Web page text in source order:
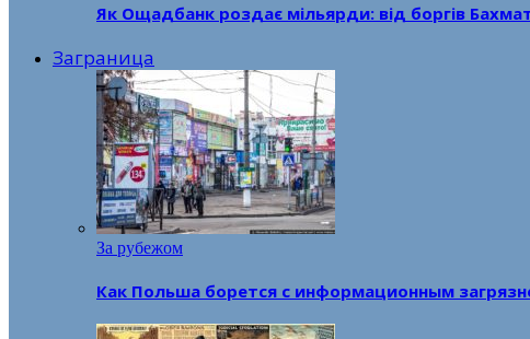
Як Ощадбанк роздає мільярди: від боргів
Заграница
За рубежом
Как Польша борется с информационным